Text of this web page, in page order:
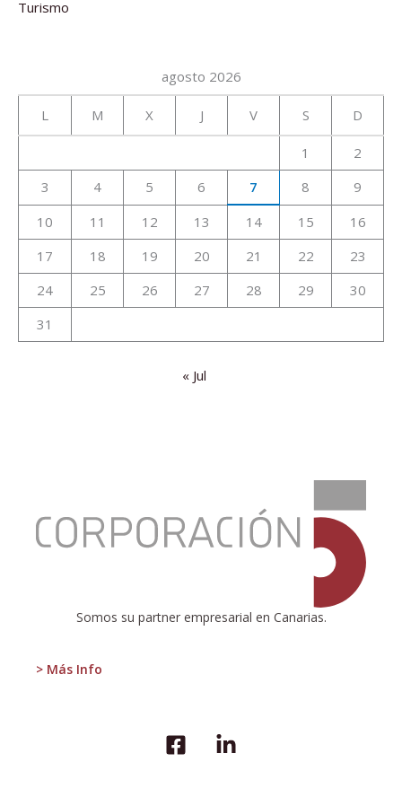
Turismo
agosto 2026
L M X J V S D
1
2
3
4 5 6 7 8
9
10
11 12 13 14 15
16
17
18 19 20 21 22
23
24
25 26 27 28 29
30
31
« Jul
Somos su partner empresarial en Canarias.
> Más Info
qué
fracasan